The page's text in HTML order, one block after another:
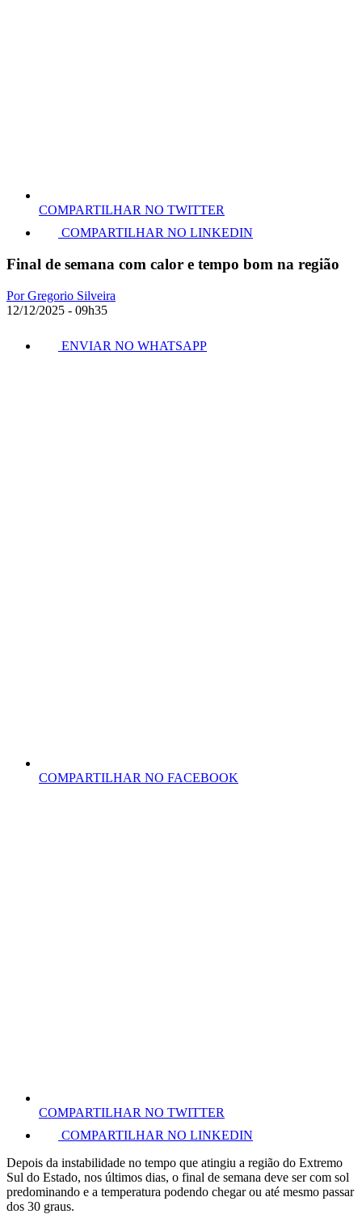
COMPARTILHAR NO TWITTER
COMPARTILHAR NO LINKEDIN
Final de semana com calor e tempo bom na região
Por Gregorio Silveira
12/12/2025 - 09h35
ENVIAR NO WHATSAPP
COMPARTILHAR NO FACEBOOK
COMPARTILHAR NO TWITTER
COMPARTILHAR NO LINKEDIN
Depois da instabilidade no tempo que atingiu a região do Extremo
Sul do Estado, nos últimos dias, o final de semana deve ser com sol
predominando e a temperatura podendo chegar ou até mesmo passar
dos 30 graus.